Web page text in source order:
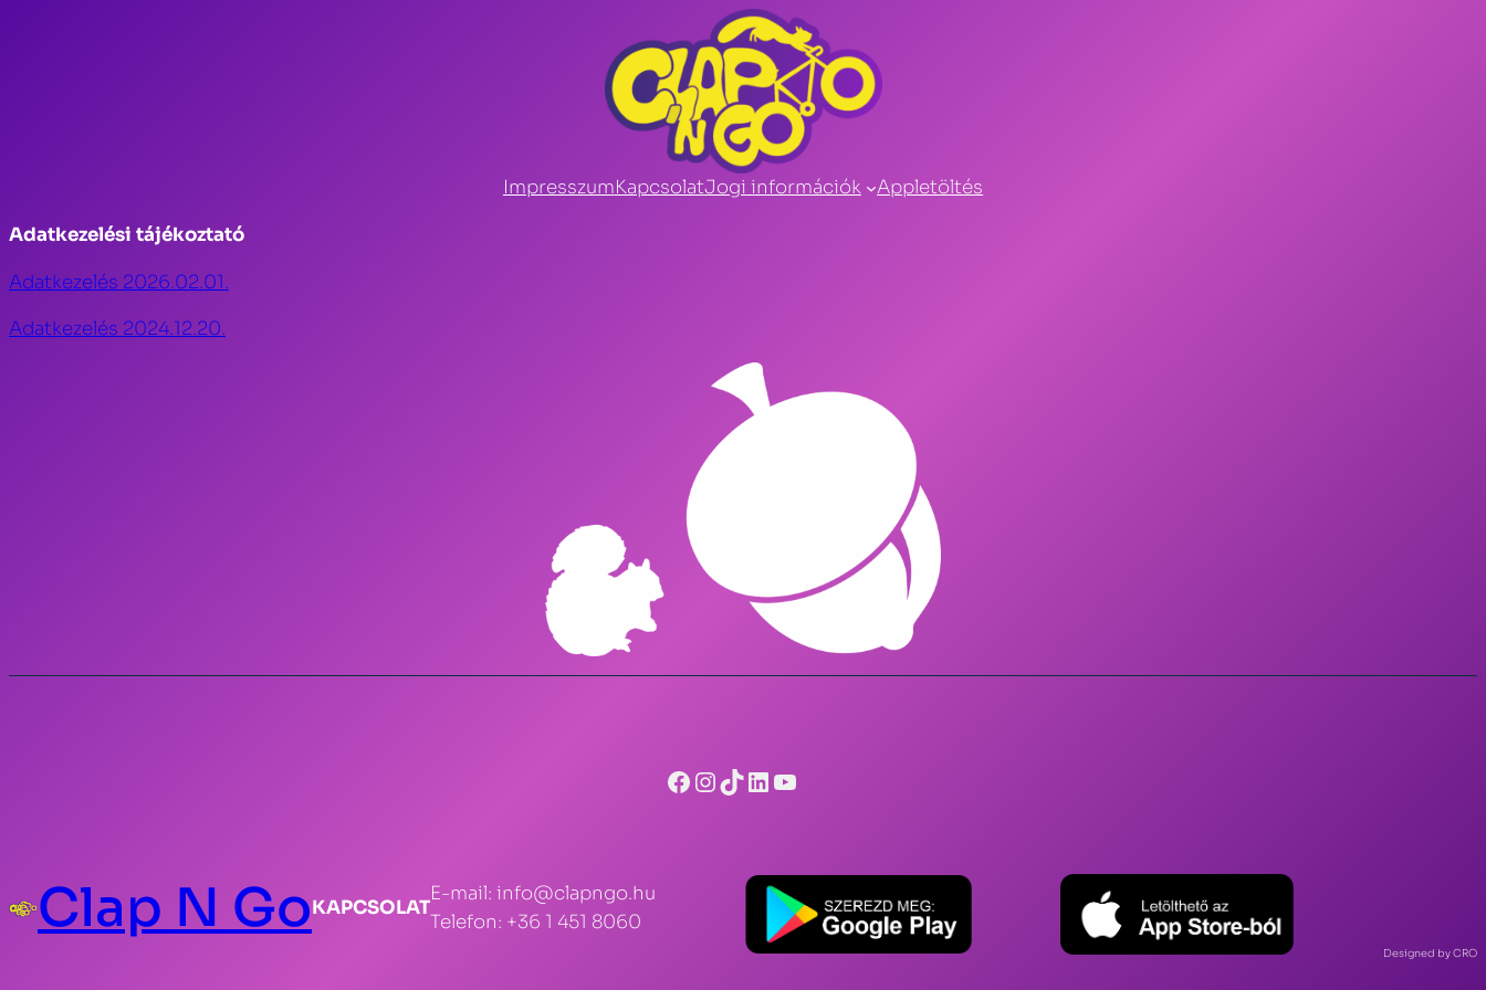
ImpresszumKapcsolatJogi információk Appletöltés
Adatkezelési tájékoztató
Adatkezelés 2026.02.01.
Adatkezelés 2024.12.20.
Facebook
Instagram
TikTok
LinkedIn
YouTube
Clap N GoKAPCSOLAT
E-mail: info@clapngo.hu
Telefon: +36 1 451 8060
Designed by CRO